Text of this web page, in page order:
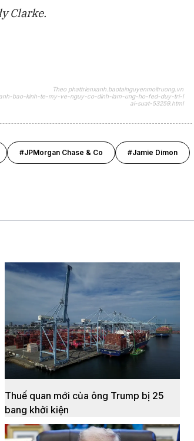
Clarke.
Theo phattrienxanh.baotainguyenmoitruong.vn
bao-kinh-te-my-ve-nguy-co-dinh-lam-ung-ho-fed-duy-tri-l
ai-suat-53259.html
#JPMorgan Chase & Co #Jamie Dimon
Thuế quan mới của ông Trump bị 25
bang khởi kiện